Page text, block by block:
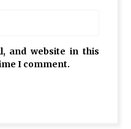
and website in this
I comment.